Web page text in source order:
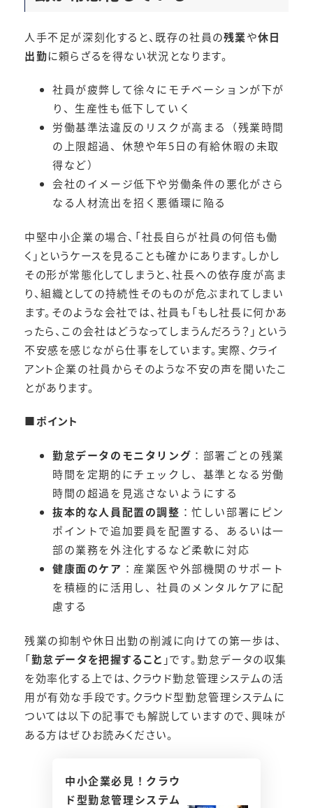
人手不足が深刻化すると、既存の社員の残業や休日
出勤に頼らざるを得ない状況となります。
社員が疲弊して徐々にモチベーションが下が
り、生産性も低下していく
労働基準法違反のリスクが高まる（残業時間
の上限超過、休憩や年5日の有給休暇の未取
得など）
会社のイメージ低下や労働条件の悪化がさら
なる人材流出を招く悪循環に陥る
中堅中小企業の場合、「社長自らが社員の何倍も働
く」というケースを見ることも確かにあります。しかし
その形が常態化してしまうと、社長への依存度が高ま
り、組織としての持続性そのものが危ぶまれてしまい
ます。そのような会社では、社員も「もし社長に何かあ
ったら、この会社はどうなってしまうんだろう？」という
不安感を感じながら仕事をしています。実際、クライ
アント企業の社員からそのような不安の声を聞いたこ
とがあります。
■ポイント
勤怠データのモニタリング ：部署ごとの残業
時間を定期的にチェックし、基準となる労働
時間の超過を見逃さないようにする
抜本的な人員配置の調整 ：忙しい部署にピン
ポイントで追加要員を配置する、あるいは一
部の業務を外注化するなど柔軟に対応
健康面のケア ：産業医や外部機関のサポート
を積極的に活用し、社員のメンタルケアに配
慮する
残業の抑制や休日出勤の削減に向けての第一歩は、
「勤怠データを把握すること 」です。勤怠データの収集
を効率化する上では、クラウド勤怠管理システムの活
用が有効な手段です。クラウド型勤怠管理システムに
ついては以下の記事でも解説していますので、興味が
ある方はぜひお読みください。
中小企業必見！クラウ
ド型勤怠管理システム